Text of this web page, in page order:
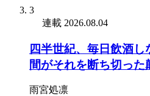
3
連載 2026.08.04
四半世紀、毎日飲酒
間がそれを断ち切った
雨宮処凛